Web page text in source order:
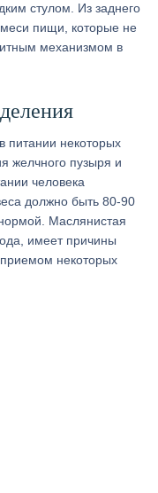
стулом. Из заднего
пищи, которые не
механизмом в
питании некоторых
желчного пузыря и
человека
должно быть 80-90
Маслянистая
имеет причины
некоторых